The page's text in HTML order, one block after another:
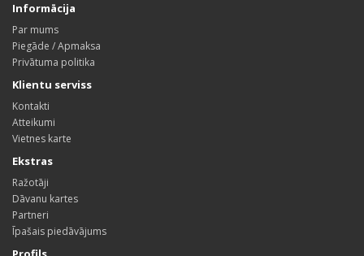
Informācija
Par mums
Piegāde / Apmaksa
Privātuma politika
Klientu serviss
Kontakti
Atteikumi
Vietnes karte
Ekstras
Ražotāji
Dāvanu kartes
Partneri
Īpašais piedāvājums